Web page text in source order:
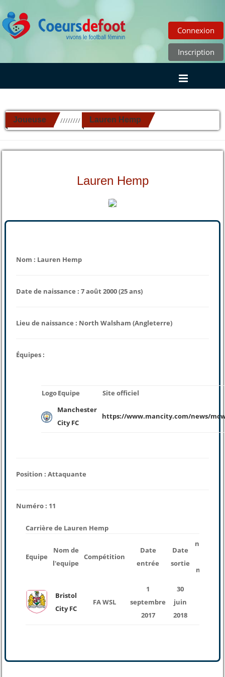
Connexion
Inscription
Joueuse ////////// Lauren Hemp
Lauren Hemp
Nom : Lauren Hemp
Date de naissance : 7 août 2000 (25 ans)
Lieu de naissance : North Walsham (Angleterre)
Équipes :
LogoEquipe
Site officiel
Manchester
City FC
https://www.mancity.com/news/
Position : Attaquante
Numéro : 11
Carrière de Lauren Hemp
Equipe
Nom de
l'equipe
Compétition
Date
entrée
Date
sortie
nombre
matchs
Bristol
City FC
FA WSL
1
septembre
2017
30
juin
2018